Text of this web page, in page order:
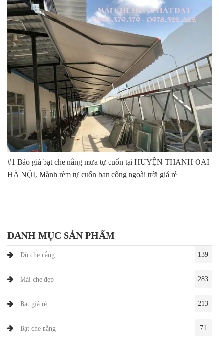
#1 Báo giá bạt che nắng mưa tự cuốn tại HUYỆN THANH OAI
HÀ NỘI, Mành rèm tự cuốn ban công ngoài trời giá rẻ
DANH MỤC SẢN PHẨM
Dù che nắng 139
Mái che đẹp 283
Bạt giá rẻ 213
Bạt che nắng 71